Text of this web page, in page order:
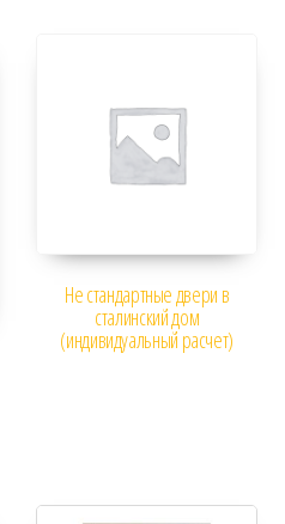
Не стандартные двери в
сталинский дом
(индивидуальный расчет)